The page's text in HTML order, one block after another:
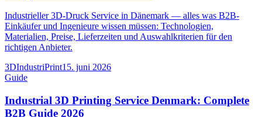
Industrieller 3D-Druck Service in Dänemark — alles was B2B-
Einkäufer und Ingenieure wissen müssen: Technologien,
Materialien, Preise, Lieferzeiten und Auswahlkriterien für den
richtigen Anbieter.
3DIndustriPrint15. juni 2026
Guide
Industrial 3D Printing Service Denmark: Complete
B2B Guide 2026